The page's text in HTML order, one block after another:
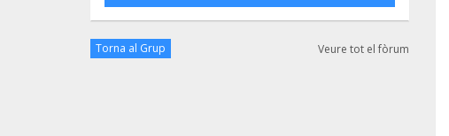
Torna al Grup Veure tot el fòrum